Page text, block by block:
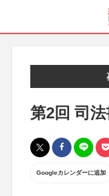
第2回 司
Googleカレンダーに追加